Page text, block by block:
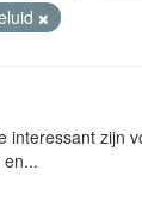
interessant zijn